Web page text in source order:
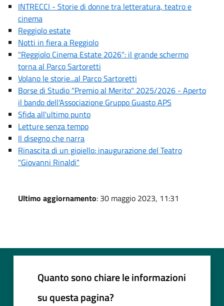
INTRECCI - Storie di donne tra letteratura, teatro e
cinema
Reggiolo estate
Notti in fiera a Reggiolo
"Reggiolo Cinema Estate 2026": il grande schermo
torna al Parco Sartoretti
Volano le storie...al Parco Sartoretti
Borse di Studio "Premio al Merito" 2025/2026 - Aperto
il bando dell'Associazione Gruppo Guasto APS
Sfida all'ultimo punto
Letture senza tempo
Il disegno che narra
Rinascita di un gioiello: inaugurazione del Teatro
"Giovanni Rinaldi"
Ultimo aggiornamento: 30 maggio 2023, 11:31
Quanto sono chiare le informazioni
su questa pagina?